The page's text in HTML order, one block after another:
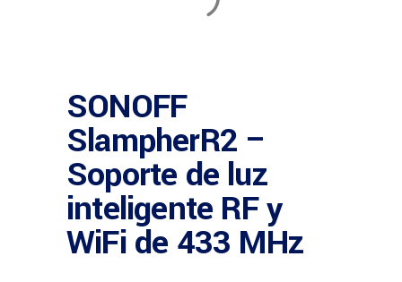
SONOFF
SlampherR2 –
Soporte de luz
inteligente RF y
WiFi de 433 MHz